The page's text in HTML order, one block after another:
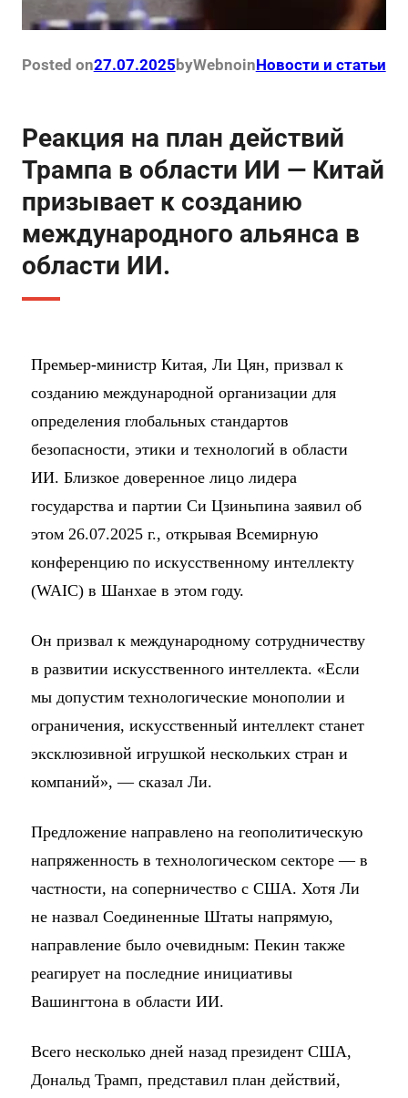
Posted on27.07.2025 byWebnoinНовости и статьи
Реакция на план действий
Трампа в области ИИ — Китай
призывает к созданию
международного альянса в
области ИИ.
Премьер-министр Китая, Ли Цян, призвал к
созданию международной организации для
определения глобальных стандартов
безопасности, этики и технологий в области
ИИ. Близкое доверенное лицо лидера
государства и партии Си Цзиньпина заявил об
этом 26.07.2025 г., открывая Всемирную
конференцию по искусственному интеллекту
(WAIC) в Шанхае в этом году.
Он призвал к международному сотрудничеству
в развитии искусственного интеллекта. «Если
мы допустим технологические монополии и
ограничения, искусственный интеллект станет
эксклюзивной игрушкой нескольких стран и
компаний», — сказал Ли.
Предложение направлено на геополитическую
напряженность в технологическом секторе — в
частности, на соперничество с США. Хотя Ли
не назвал Соединенные Штаты напрямую,
направление было очевидным: Пекин также
реагирует на последние инициативы
Вашингтона в области ИИ.
Всего несколько дней назад президент США,
Дональд Трамп, представил план действий,